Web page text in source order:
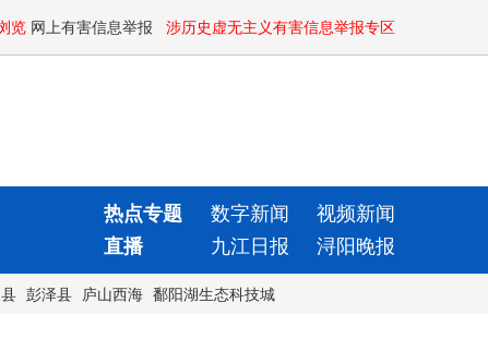
览 网上有害信息举报 涉历史虚无主义有害信息举报专区
热点专题 数字新闻
视频新闻
直播 九江日报 浔阳晚报
彭泽县 庐山西海 鄱阳湖生态科技城